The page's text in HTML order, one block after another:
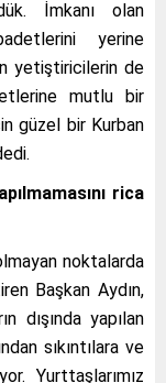
İmkanı olan
yerine
yetiştiricilerin de
mutlu bir
güzel bir Kurban
rica
noktalarda
Başkan Aydın,
dışında yapılan
sıkıntılara ve
Yurttaşlarımız